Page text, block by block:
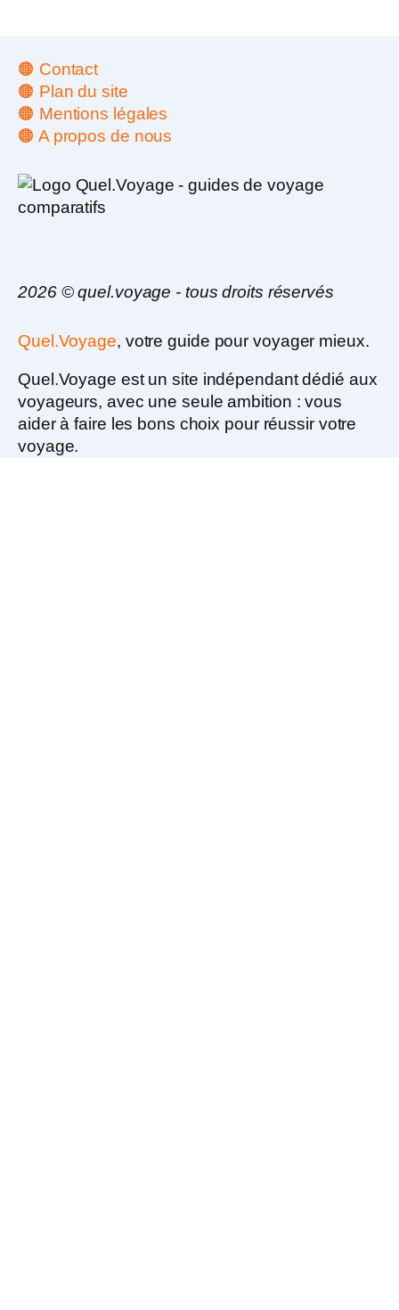
🟠 Contact
🟠 Plan du site
🟠 Mentions légales
🟠 A propos de nous
2026 © quel.voyage - tous droits réservés
Quel.Voyage, votre guide pour voyager mieux.
Quel.Voyage est unsite indépendant dédié aux
voyageurs, avec une seule ambition :vous
aider à faire les bons choix pour réussir votre
voyage.